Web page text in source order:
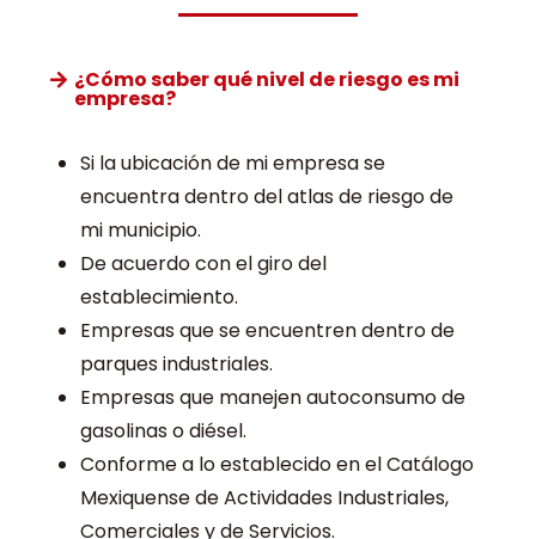
¿Cómo saber qué nivel de riesgo es mi
empresa?
Si la ubicación de mi empresa se
encuentra dentro del atlas de riesgo de
mi municipio.
De acuerdo con el giro del
establecimiento.
Empresas que se encuentren dentro de
parques industriales.
Empresas que manejen autoconsumo de
gasolinas o diésel.
Conforme a lo establecido en el Catálogo
Mexiquense de Actividades Industriales,
Comerciales y de Servicios.